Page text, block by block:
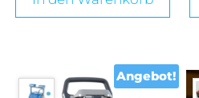
Angebot!